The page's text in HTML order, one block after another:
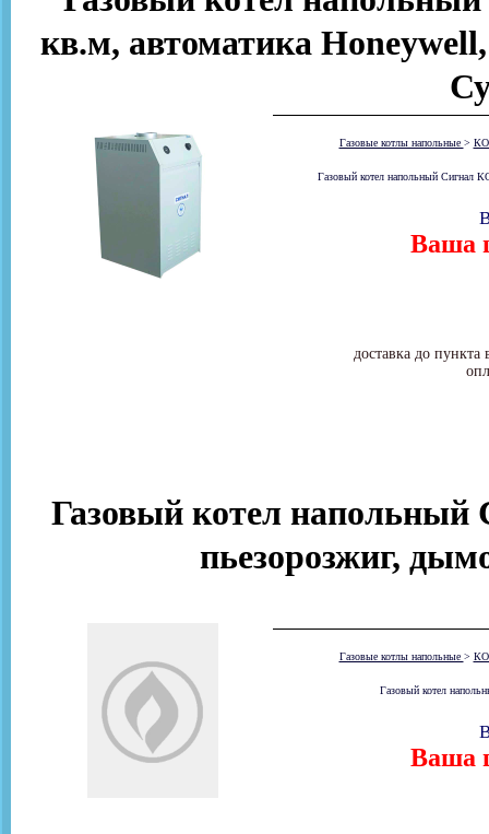
кв.м, автоматика
Газовые котлы напольные >
Газовый котел напольный Сигнал
Ваша
доставка до
Газовый котел
пьезорозжиг,
Газовые котлы напольные >
Газовый котел
Ваша